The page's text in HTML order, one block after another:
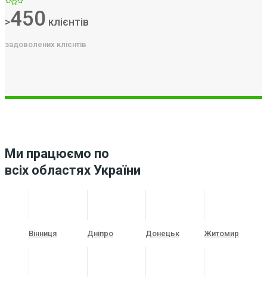
>450 клієнтів
задоволених клієнтів
Ми працюємо по
всіх областях України
Вінниця Дніпро Донецьк Житомир